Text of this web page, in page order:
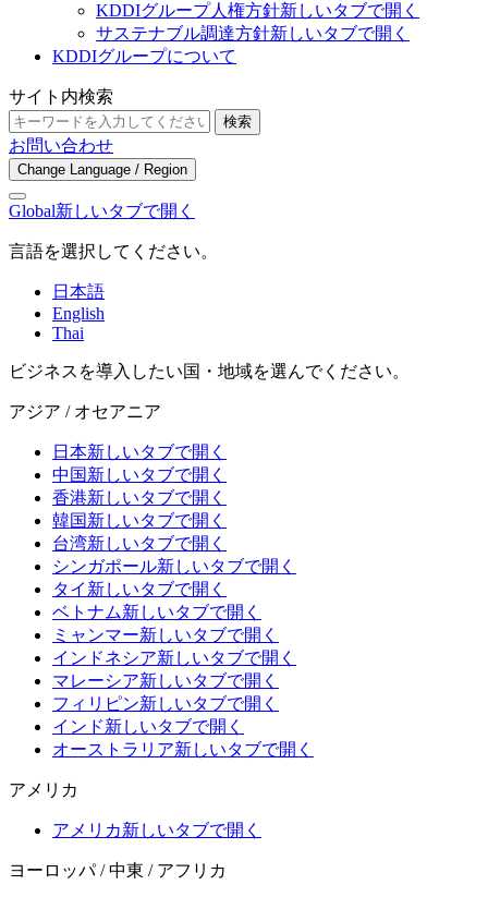
KDDIグループ人権方針新しいタブで開く
サステナブル調達方針新しいタブで開く
KDDIグループについて
サイト内検索
検索
お問い合わせ
Change Language / Region
Global新しいタブで開く
言語を選択してください。
日本語
English
Thai
ビジネスを導入したい国・地域を選んでください。
アジア / オセアニア
日本新しいタブで開く
中国新しいタブで開く
香港新しいタブで開く
韓国新しいタブで開く
台湾新しいタブで開く
シンガポール新しいタブで開く
タイ 新しいタブで開く
ベトナム新しいタブで開く
ミャンマー新しいタブで開く
インドネシア新しいタブで開く
マレーシア新しいタブで開く
フィリピン新しいタブで開く
インド新しいタブで開く
オーストラリア新しいタブで開く
アメリカ
アメリカ新しいタブで開く
ヨーロッパ / 中東 / アフリカ